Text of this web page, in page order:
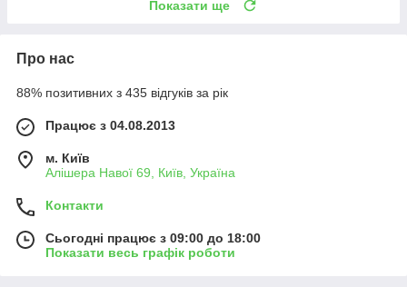
Показати ще
Про нас
88% позитивних з 435 відгуків за рік
Працює з 04.08.2013
м. Київ
Алішера Навої 69, Київ, Україна
Контакти
Сьогодні працює з 09:00 до 18:00
Показати весь графік роботи